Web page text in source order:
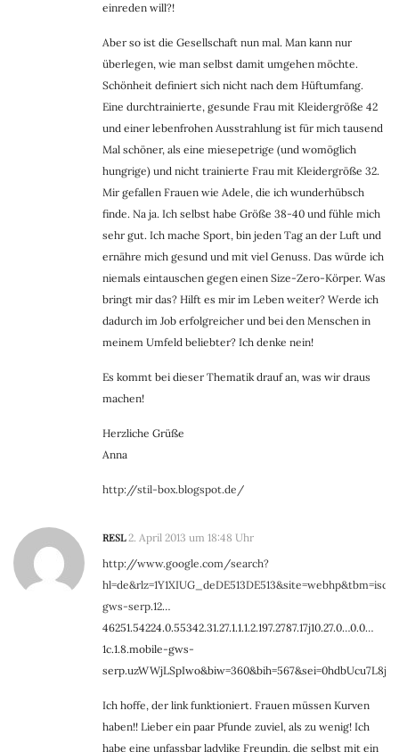
einreden will?!
Aber so ist die Gesellschaft nun mal. Man kann nur
überlegen, wie man selbst damit umgehen möchte.
Schönheit definiert sich nicht nach dem Hüftumfang.
Eine durchtrainierte, gesunde Frau mit Kleidergröße 42
und einer lebenfrohen Ausstrahlung ist für mich tausend
Mal schöner, als eine miesepetrige (und womöglich
hungrige) und nicht trainierte Frau mit Kleidergröße 32.
Mir gefallen Frauen wie Adele, die ich wunderhübsch
finde. Na ja. Ich selbst habe Größe 38-40 und fühle mich
sehr gut. Ich mache Sport, bin jeden Tag an der Luft und
ernähre mich gesund und mit viel Genuss. Das würde ich
niemals eintauschen gegen einen Size-Zero-Körper. Was
bringt mir das? Hilft es mir im Leben weiter? Werde ich
dadurch im Job erfolgreicher und bei den Menschen in
meinem Umfeld beliebter? Ich denke nein!
Es kommt bei dieser Thematik drauf an, was wir draus
machen!
Herzliche Grüße
Anna
http://stil-box.blogspot.de/
RESL 2. April 2013 um 18:48 Uhr
http://www.google.com/search?
gws-serp.12…
46251.54224.0.55342.31.27.1.1.1.2.197.2787.17j10.27.0…0.0…
1c.1.8.mobile-gws-
Ich hoffe, der link funktioniert. Frauen müssen Kurven
haben!! Lieber ein paar Pfunde zuviel, als zu wenig! Ich
habe eine unfassbar ladylike Freundin, die selbst mit ein